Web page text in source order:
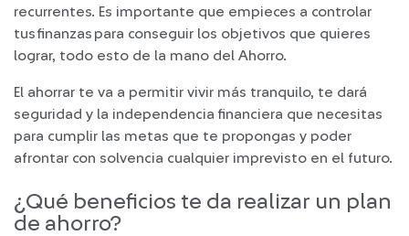
recurrentes. Es importante que empieces a controlar
tus finanzas para conseguir los objetivos que quieres
lograr, todo esto de la mano del Ahorro.
El ahorrar te va a permitir vivir más tranquilo, te dará
seguridad y la independencia financiera que necesitas
para cumplir las metas que te propongas y poder
afrontar con solvencia cualquier imprevisto en el futuro.
¿Qué beneficios te da realizar un plan
de ahorro?